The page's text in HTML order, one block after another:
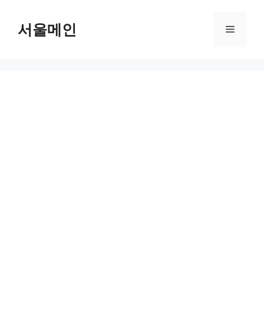
content서울메인 Menu